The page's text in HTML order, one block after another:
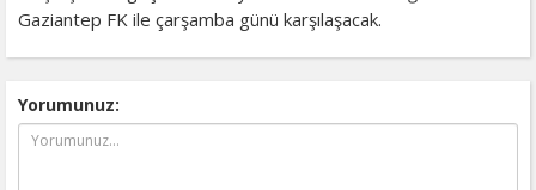
Gaziantep FK ile çarşamba günü karşılaşacak.
Yorumunuz: